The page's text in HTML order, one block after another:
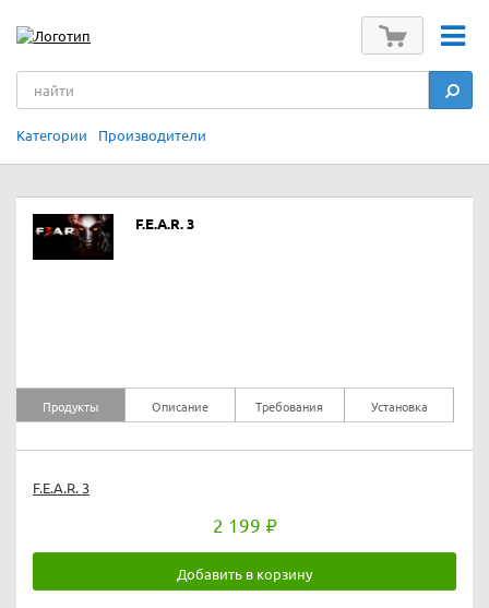
Категории Производители
F.E.A.R. 3
Продукты Описание Требования Установка
F.E.A.R. 3
2 199
Добавить в корзину